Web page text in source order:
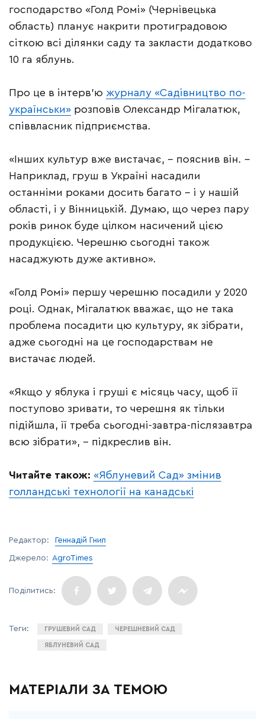
господарство «Голд Ромі» (Чернівецька
область) планує накрити протиградовою
сіткою всі ділянки саду та закласти додатково
10 га яблунь.
Про це в інтерв’ю журналу «Садівництво по-
українськи» розповів Олександр Мігалатюк,
співвласник підприємства.
«Інших культур вже вистачає, – пояснив він. –
Наприклад, груш в Україні насадили
останніми роками досить багато – і у нашій
області, і у Вінницькій. Думаю, що через пару
років ринок буде цілком насичений цією
продукцією. Черешню сьогодні також
насаджують дуже активно».
«Голд Ромі» першу черешню посадили у 2020
році. Однак, Мігалатюк вважає, що не така
проблема посадити цю культуру, як зібрати,
адже сьогодні на це господарствам не
вистачає людей.
«Якщо у яблука і груші є місяць часу, щоб її
поступово зривати, то черешня як тільки
підійшла, її треба сьогодні-завтра-післязавтра
всю зібрати», – підкреслив він.
Читайте також: «Яблуневий Сад» змінив
голландські технології на канадські
Редактор: Геннадій Гнип
Джерело: AgroTimes
ГРУШЕВИЙ САД ЧЕРЕШНЕВИЙ САД
ЯБЛУНЕВИЙ САД
МАТЕРІАЛИ ЗА ТЕМОЮ